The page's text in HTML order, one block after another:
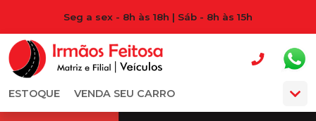
Seg a sex - 8h às 18h | Sáb - 8h às 15h
ESTOQUE VENDA SEU CARRO